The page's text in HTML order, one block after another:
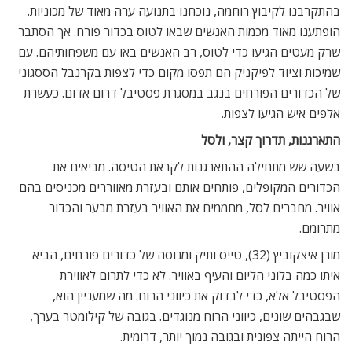
בהתקרבנו לקיבוץ רוחמה, נוכחנו בתנועה ערה מאוד של מכוניות.
הופתענו מאוד מכמות האנשים שבאו לטוס בכדור פורח. אך הסתבר
שרק מעטים הגיעו כדי לטוס, רב האנשים באו עם משפחותיהם. עם
שמיכות וציוד לפיקניק הם תפסו מקום כדי לצפות בקרנבל הססגוני
של הכדורים הפורחים בנגב במסגרת פסטיבל דרום אדום. כעשרת
אלפים איש הגיעו לצפות.
התארגנות, תדרוך קצר, ולסל
בשעה שש מתחילה ההתארגנות לקראת הטיסה. מביאים את
הכדורים המקופלים, פותחים אותם ובעזרת מאווררים מכניסים בהם
אוויר. מחברים לסל, מחממים את האוויר בעזרת מבער והכדור
מתרומם.
מורן איצקוביץ (32), טייס ותיק ומנוסה של כדורים פורחים, הביא
איתו כמה בלוני הליום והעיף באוויר. לא כדי לתרום לאווירת
הפסטיבל אלא, כדי לבדוק את כיווני הרוח. מה שמעניין הוא,
שבגבהים שונים, כיווני הרוח מנוגדים. בגובה של קילומטר בערך,
הרוח הייתה צפונית ובגובה נמוך יותר, דרומית.